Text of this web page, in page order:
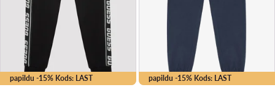
papildu -15% Kods: LAST papildu -15% Kods: LAST